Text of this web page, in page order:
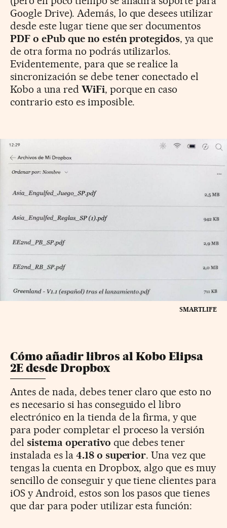
Google Drive). Además, lo que desees utilizar
desde este lugar tiene que ser documentos
PDF o ePub que no estén protegidos, ya que
de otra forma no podrás utilizarlos.
Evidentemente, para que se realice la
sincronización se debe tener conectado el
Kobo a una red WiFi, porque en caso
contrario esto es imposible.
SMARTLIFE
Cómo añadir libros al Kobo Elipsa
2E desde Dropbox
Antes de nada, debes tener claro que esto no
es necesario si has conseguido el libro
electrónico en la tienda de la firma, y que
para poder completar el proceso la versión
del sistema operativo que debes tener
instalada es la 4.18 o superior. Una vez que
tengas la cuenta en Dropbox, algo que es muy
sencillo de conseguir y que tiene clientes para
iOS y Android, estos son los pasos que tienes
que dar para poder utilizar esta función: